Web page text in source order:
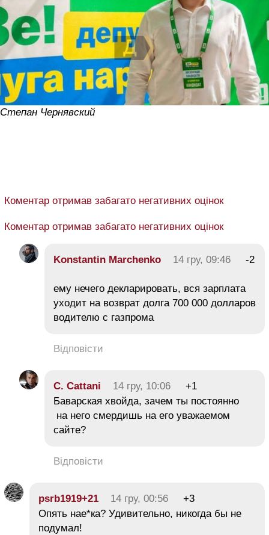
Степан Чернявский
Коментар отримав забагато негативних оцінок
Коментар отримав забагато негативних оцінок
Konstantin Marchenko 14 гру, 09:46 -2
ему нечего декларировать, вся зарплата
уходит на возврат долга 700 000 долларов
водителю с газпрома
Відповісти
C. Cattani 14 гру, 10:06
+1
Баварская хвойда, зачем ты постоянно
на него смердишь на его уважаемом
сайте?
Відповісти
psrb1919+21 14 гру, 00:56
+3
Опять нае*ка? Удивительно, никогда бы не
подумал!